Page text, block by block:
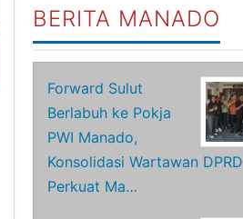
BERITA MANADO
Forward Sulut
Berlabuh ke Pokja
PWI Manado,
Konsolidasi Wartawan DPRD
Perkuat Ma…